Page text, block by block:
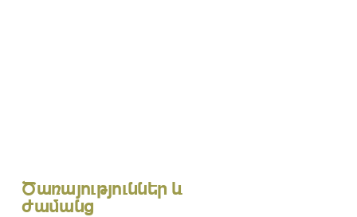
Ծառայություններ և
ժամանց